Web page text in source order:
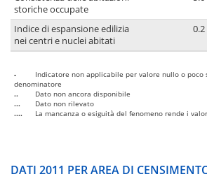
storiche occupate
Indice di espansione edilizia
nei centri e nuclei abitati
0.2
-
Indicatore non applicabile per valore nullo o poco
denominatore
..
Dato non ancora disponibile
...
Dato non rilevato
....
La mancanza o esiguità del fenomeno rende i
DATI 2011 PER AREA DI